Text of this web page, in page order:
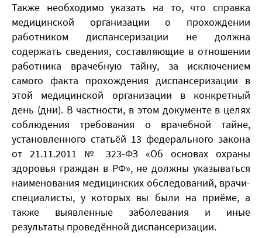
Также необходимо указать на то, что справка
медицинской организации о прохождении
работником диспансеризации не должна
содержать сведения, составляющие в отношении
работника врачебную тайну, за исключением
самого факта прохождения диспансеризации в
этой медицинской организации в конкретный
день (дни). В частности, в этом документе в целях
соблюдения требования о врачебной тайне,
установленного статьёй 13 федерального закона
от 21.11.2011 № 323-ФЗ «Об основах охраны
здоровья граждан в РФ», не должны указываться
наименования медицинских обследований, врачи-
специалисты, у которых вы были на приёме, а
также выявленные заболевания и иные
результаты проведённой диспансеризации.